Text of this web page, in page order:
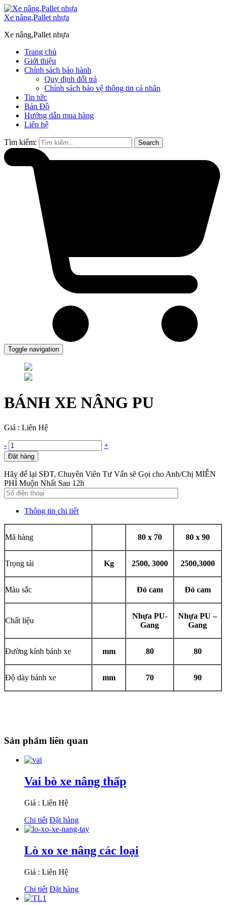
Xe nâng,Pallet nhựa
Xe nâng,Pallet nhựa
Trang chủ
Giới thiệu
Chính sách bảo hành
Quy định đổi trả
Chính sách bảo vệ thông tin cá nhân
Tin tức
Bản Đồ
Hướng dẫn mua hàng
Liên hệ
Tìm kiếm: Search
Toggle navigation
BÁNH XE NÂNG PU
Giá : Liên Hệ
- +
Đặt hàng
Hãy để lại SĐT, Chuyên Viên Tư Vấn sẽ Gọi cho Anh/Chị MIỄN
PHÍ Muộn Nhất Sau 12h
Thông tin chi tiết
Mã hàng 80 x 70 80 x 90
Trọng tải Kg 2500, 3000 2500,3000
Màu sắc Đỏ cam Đỏ cam
Chất liệu
Nhựa PU-
Gang
Nhựa PU –
Gang
Đường kính bánh xe mm 80 80
Độ dày bánh xe mm 70 90
Sản phẩm liên quan
Vai bò xe nâng thấp
Giá : Liên Hệ
Chi tiết Đặt hàng
Lò xo xe nâng các loại
Giá : Liên Hệ
Chi tiết Đặt hàng